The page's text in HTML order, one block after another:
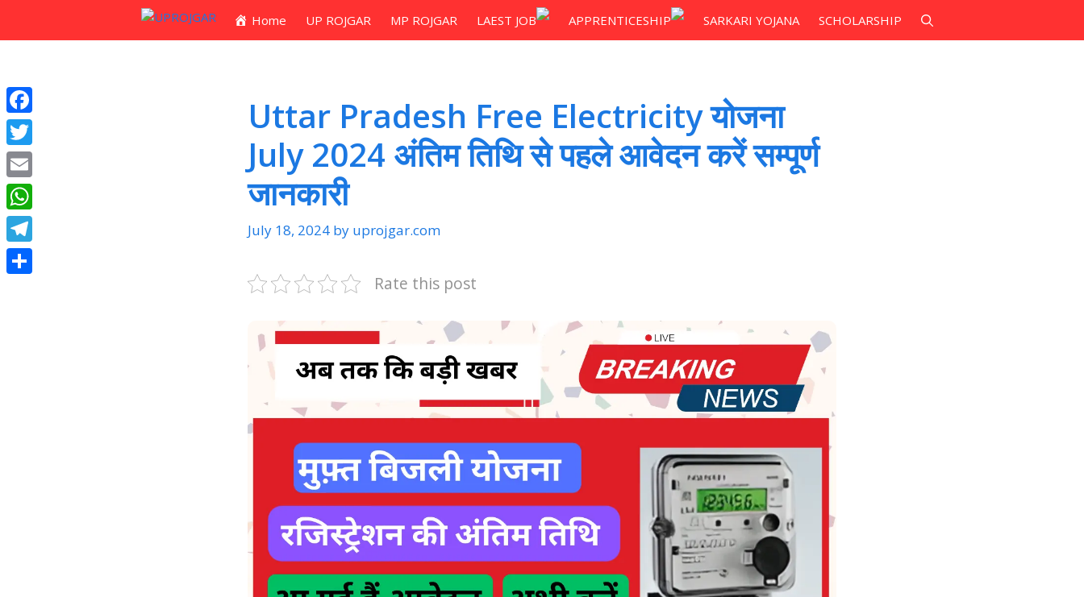
to
Home UP ROJGAR MP ROJGAR LAEST JOB APPRENTICESHIP SARKARI YOJANA SCHOLARSHIP
Uttar Pradesh Free Electricity योजना
July 2024 अंतिम तिथि से पहले आवेदन करें सम्पूर्ण
जानकारी
July 18, 2024 by uprojgar.com
Rate this post
Facebook
Twitter
Email
WhatsApp
Telegram